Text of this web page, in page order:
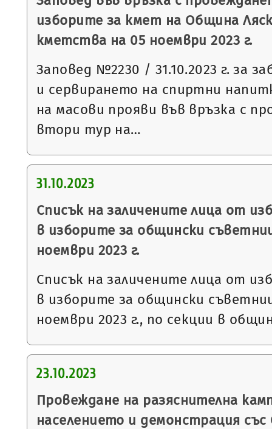
изборите за кмет на Община
кметства на 05 ноември 2023 г.
Заповед №2230 / 31.10.2023 г. за
и сервирането на спиртни
на масови прояви във връзка с
втори тур на…
31.10.2023
Списък на заличените лица от
в изборите за общински
ноември 2023 г.
Списък на заличените лица от
в изборите за общински
ноември 2023 г., по секции в
23.10.2023
Провеждане на разяснителна
населението и демонстрация със